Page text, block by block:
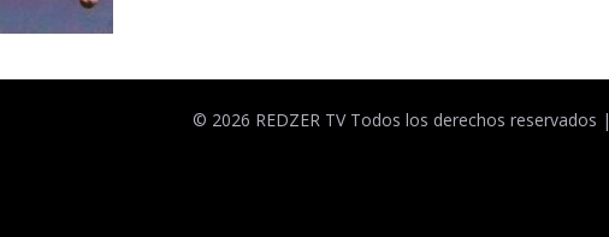
© 2026 REDZER TV Todos los derechos reservados |